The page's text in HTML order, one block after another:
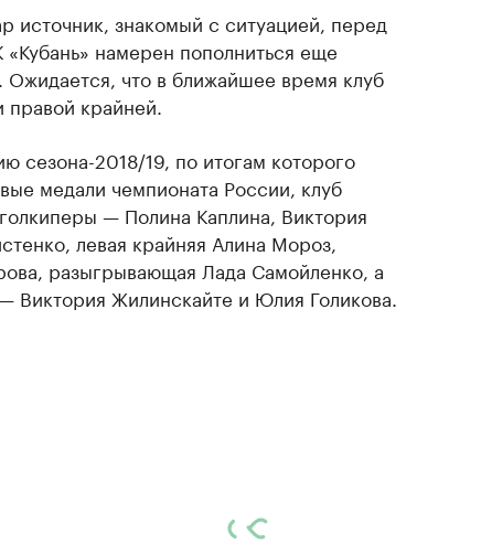
источник, знакомый с ситуацией, перед
намерен пополниться еще
что в ближайшее время клуб
крайней.
сезона-2018/19, по итогам которого
медали чемпионата России, клуб
— Полина Каплина, Виктория
левая крайняя Алина Мороз,
разыгрывающая Лада Самойленко, а
Виктория Жилинскайте и Юлия Голикова.